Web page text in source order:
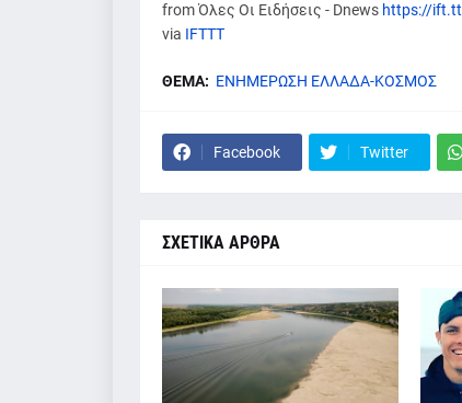
from Όλες Οι Ειδήσεις - Dnews https://
via IFTTT
ΘΕΜΑ: ΕΝΗΜΕΡΩΣΗ ΕΛΛΑΔΑ-ΚΟΣΜΟΣ
Facebook Twitter
ΣΧΕΤΙΚΑ ΑΡΘΡΑ